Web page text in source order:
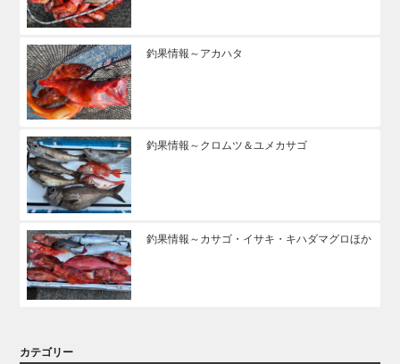
釣果情報～アカハタ
釣果情報～クロムツ＆ユメカサゴ
釣果情報～カサゴ・イサキ・キハダマグロほか
カテゴリー